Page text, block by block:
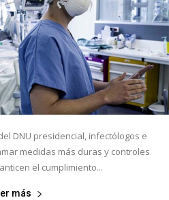
DNU presidencial, infectólogos e
medidas más duras y controles
el cumplimiento...
más